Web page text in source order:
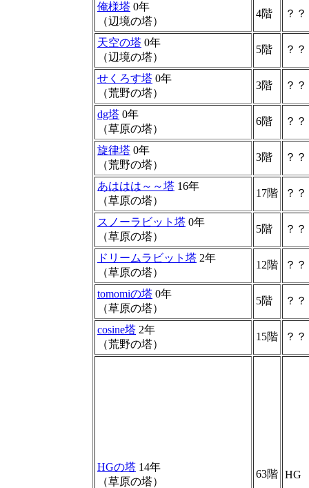
俺様塔 0年
（辺境の塔）
4階 ？
天空の塔 0年
（辺境の塔）
5階 ？
せくろす塔 0年
（荒野の塔）
3階 ？
dg塔 0年
（草原の塔）
6階 ？
旋律塔 0年
（荒野の塔）
3階 ？
あははは～～塔 16年
（草原の塔）
17階 ？
スノーラビット塔 0年
（草原の塔）
5階 ？
ドリームラビット塔 2年
（草原の塔）
12階 ？
tomomiの塔 0年
（草原の塔）
5階 ？
cosine塔 2年
（荒野の塔）
15階 ？
HGの塔 14年
（草原の塔）
63階 HG